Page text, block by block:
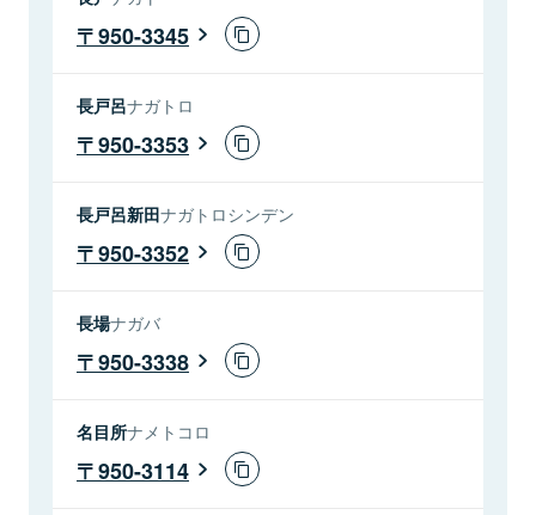
950-3345
長戸呂ナガトロ
950-3353
長戸呂新田ナガトロシンデン
950-3352
長場ナガバ
950-3338
名目所ナメトコロ
950-3114